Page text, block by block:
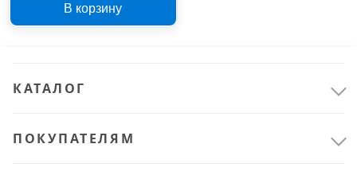
размер 56-58
В корзину
КАТАЛОГ
ПОКУПАТЕЛЯМ